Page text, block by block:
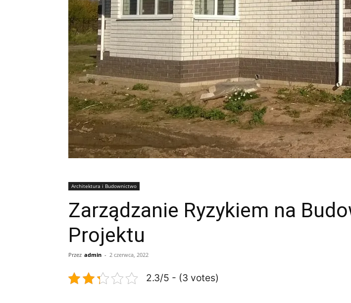
Architektura i Budownictwo
Zarządzanie Ryzykiem na
Projektu
Przez admin - 2 czerwca, 2022
2.3/5 - (3 votes)